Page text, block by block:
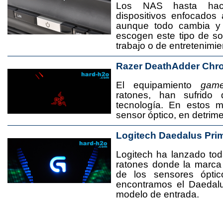
Los NAS hasta
dispositivos
aunque todo cambia
escogen este tipo de
trabajo o de
Razer DeathAdder
El equipamiento
ratones, han sufrido
tecnología. En estos
sensor óptico, en
Logitech Daedalus
Logitech ha lanzado
ratones donde la
de los sensores
encontramos el
modelo de entrada.